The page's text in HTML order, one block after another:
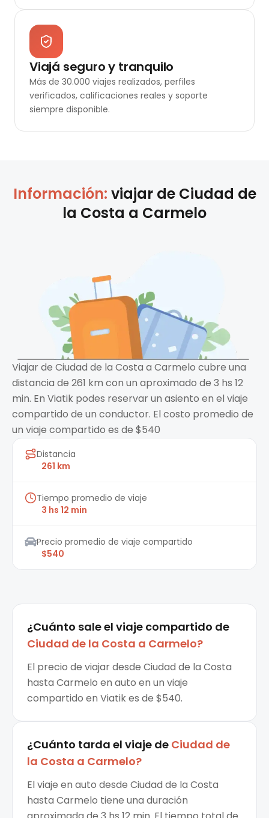
Viajá seguro y tranquilo
Más de 30.000 viajes realizados, perfiles
verificados, calificaciones reales y soporte
siempre disponible.
Información: viajar de Ciudad de
la Costa a Carmelo
Viajar de Ciudad de la Costa a Carmelo cubre una
distancia de 261 km con un aproximado de 3 hs 12
min. En Viatik podes reservar un asiento en el viaje
compartido de un conductor. El costo promedio de
un viaje compartido es de $540
Distancia
261 km
Tiempo promedio de viaje
3 hs 12 min
Precio promedio de viaje compartido
$540
¿Cuánto sale el viaje compartido de
Ciudad de la Costa a Carmelo?
El precio de viajar desde Ciudad de la Costa
hasta Carmelo en auto en un viaje
compartido en Viatik es de $540.
¿Cuánto tarda el viaje de Ciudad de
la Costa a Carmelo?
El viaje en auto desde Ciudad de la Costa
hasta Carmelo tiene una duración